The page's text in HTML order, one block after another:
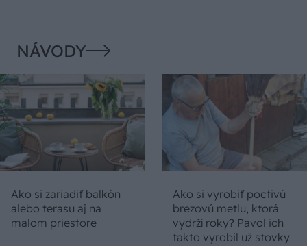
NÁVODY
Ako si zariadiť balkón
alebo terasu aj na
malom priestore
Ako si vyrobiť poctivú
brezovú metlu, ktorá
vydrží roky? Pavol ich
takto vyrobil už stovky